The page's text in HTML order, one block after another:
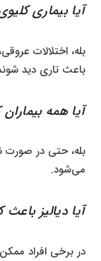
آیا بیماری
بله، اختلالات
باعث تاری دید
آیا همه
بله، حتی در صورت
می‌شود.
آیا دیالیز
در برخی افراد